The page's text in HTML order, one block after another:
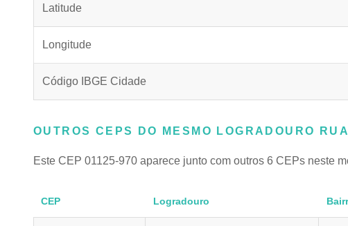
Latitude
Longitude
Código IBGE Cidade
OUTROS CEPS DO MESMO LOGRADOURO
Este CEP 01125-970 aparece junto com outros 6 CEPs neste
CEP Logradouro